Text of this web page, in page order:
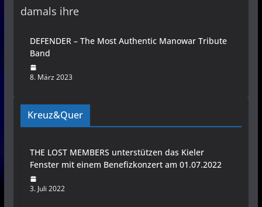
damals ihre
DEFENDER – The Most Authentic Manowar Tribute
Band
8. März 2023
Kreuz&Quer
THE LOST MEMBERS unterstützen das Kieler
Fenster mit einem Benefizkonzert am 01.07.2022
3. Juli 2022